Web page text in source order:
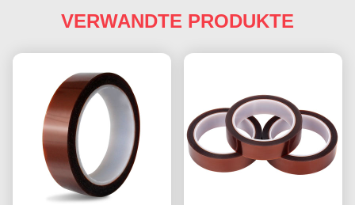
VERWANDTE PRODUKTE